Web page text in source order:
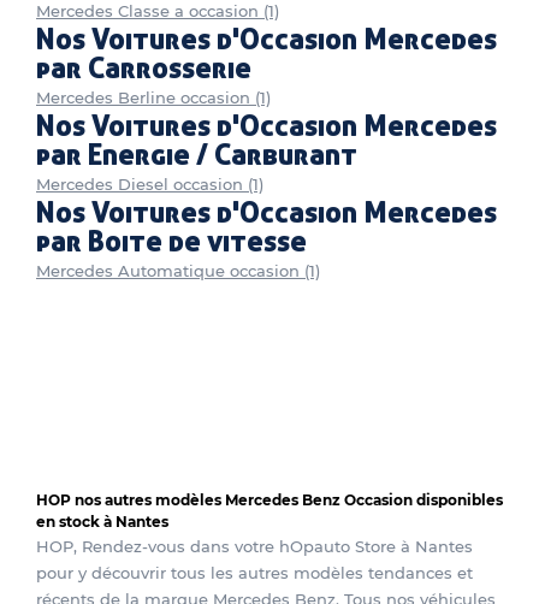
Mercedes Classe a occasion (1)
Nos Voitures d'Occasion Mercedes
par Carrosserie
Mercedes Berline occasion (1)
Nos Voitures d'Occasion Mercedes
par Energie / Carburant
Mercedes Diesel occasion (1)
Nos Voitures d'Occasion Mercedes
par Boite de vitesse
Mercedes Automatique occasion (1)
HOP nos autres modèles Mercedes Benz Occasion disponibles
en stock à Nantes
HOP, Rendez-vous dans votre hOpauto Store à Nantes
pour y découvrir tous les autres modèles tendances et
récents de la marque Mercedes Benz. Tous nos véhicules